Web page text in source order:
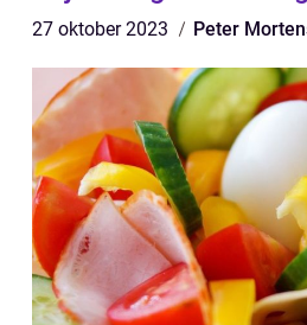
27 oktober 2023 Peter